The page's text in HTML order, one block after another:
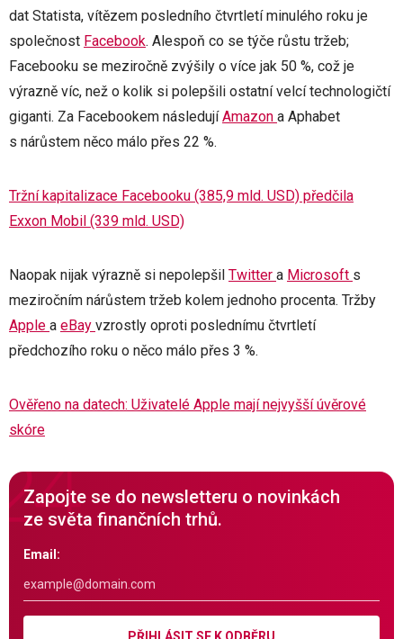
dat Statista, vítězem posledního čtvrtletí minulého roku je
společnost Facebook. Alespoň co se týče růstu tržeb;
Facebooku se meziročně zvýšily o více jak 50 %, což je
výrazně víc, než o kolik si polepšili ostatní velcí technologičtí
giganti. Za Facebookem následujíAmazon a Aphabet
s nárůstem něco málo přes 22 %.
Tržní kapitalizace Facebooku (385,9 mld. USD) předčila
Exxon Mobil (339 mld. USD)
Naopak nijak výrazně si nepolepšil Twitter a Microsoft s
meziročním nárůstem tržeb kolem jednoho procenta. Tržby
Apple a eBay vzrostly oproti poslednímu čtvrtletí
předchozího roku o něco málo přes 3 %.
Ověřeno na datech: Uživatelé Apple mají nejvyšší úvěrové
skóre
Zapojte se do newsletteru o novinkách
ze světa finančních trhů.
Email: